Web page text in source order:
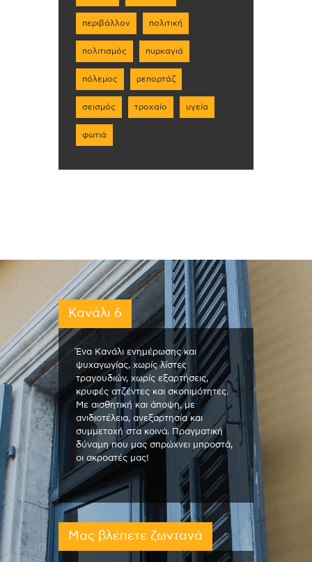
περιβάλλον πολιτική
πολιτισμός πυρκαγιά
πόλεμος ρεπορτάζ
σεισμός τροχαίο υγεία
φωτιά
Κανάλι 6
Ένα Κανάλι ενημέρωσης και
ψυχαγωγίας, χωρίς λίστες
τραγουδιών, χωρίς εξαρτήσεις,
κρυφές ατζέντες και σκοπιμότητες.
Με αισθητική και άποψη, με
ανιδιοτέλεια, ανεξαρτησία και
συμμετοχή στα κοινά. Πραγματική
δύναμη που μας σπρώχνει μπροστά,
οι ακροατές μας!
Μας βλέπετε ζωντανά